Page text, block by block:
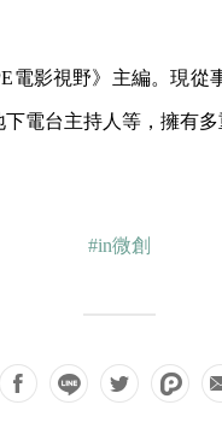
電影視野》主編。現
電台主持人等，擁有多
#in微創